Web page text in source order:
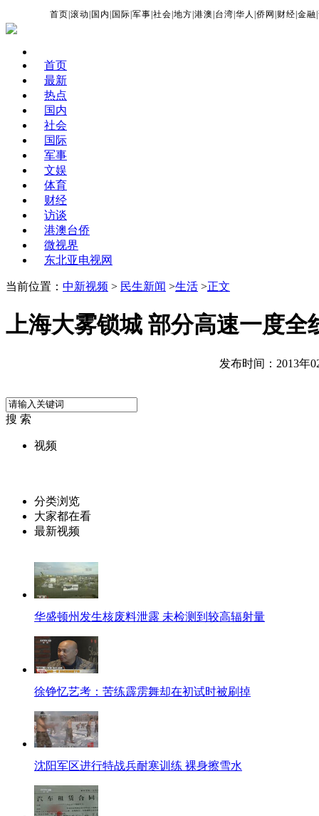
首页 |滚动 国内 国际 |军事 |社会 |地方 |港澳 台湾 |华人 |侨网 财经 |金融 |
首页
最新
热点
国内
社会
国际
军事
文娱
体育
财经
访谈
港澳台侨
微视界
东北亚电视网
当前位置： 中新视频 > 民生新闻 >生活 >正文
上海大雾锁城 部分高速一度全
发布时间：2013年
搜 索
视频
分类浏览
大家都在看
最新视频
华盛顿州发生核废料泄露 未检测到较高辐射量
徐铮忆艺考：苦练霹雳舞却在初试时被刷掉
沈阳军区进行特战兵耐寒训练 裸身擦雪水